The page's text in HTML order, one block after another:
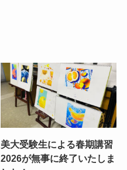
美大受験生による春期講習
2026が無事に終了いたしま